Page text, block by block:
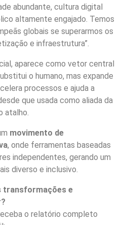
abundante, cultura digital
altamente engajado. Temos
globais se superarmos os
e infraestrutura”.
aparece como vetor central
o humano, mas expande
processos e ajuda a
que usada como aliada da
atalho.
movimento de
, onde ferramentas baseadas
independentes, gerando um
diverso e inclusivo.
transformações e
o relatório completo